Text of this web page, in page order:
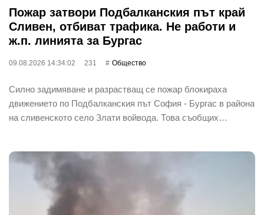
Пожар затвори Подбалканския път край
Сливен, отбиват трафика. Не работи и
ж.п. линията за Бургас
09.08.2026 14:34:02 231 Общество
Силно задимяване и разрастващ се пожар блокираха
движението по Подбалканския път София - Бургас в района
на сливенското село Злати войвода. Това съобщих…